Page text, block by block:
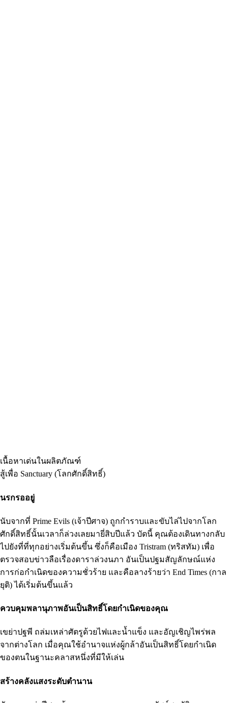
เนื้อหาเด่นในผลิตภัณฑ์
สู้เพื่อ Sanctuary (โลกศักดิ์สิทธิ์)
นรกรออยู่
นับจากที่ Prime Evils (เจ้าปีศาจ) ถูกกำราบและขับไล่ไปจากโลก
ศักดิ์สิทธิ์นั้นเวลาก็ล่วงเลยมายี่สิบปีแล้ว บัดนี้ คุณต้องเดินทางกลับ
ไปยังที่ที่ทุกอย่างเริ่มต้นขึ้น ซึ่งก็คือเมือง Tristram (ทริสทัม) เพื่อ
ตรวจสอบข่าวลือเรื่องดาราล่วงนภา อันเป็นปฐมสัญลักษณ์แห่ง
การก่อกำเนิดของความชั่วร้าย และคือลางร้ายว่า End Times (กาล
ยุติ) ได้เริ่มต้นขึ้นแล้ว
ควบคุมพลานุภาพอันเป็นสิทธิ์โดยกำเนิดของคุณ
เขย่าปฐพี ถล่มเหล่าศัตรูด้วยไฟและน้ำแข็ง และอัญเชิญไพร่พล
จากต่างโลก เมื่อคุณใช้อำนาจแห่งผู้กล้าอันเป็นสิทธิ์โดยกำเนิด
ของตนในฐานะคลาสหนึ่งที่มีให้เล่น
สร้างคลังแสงระดับตำนาน